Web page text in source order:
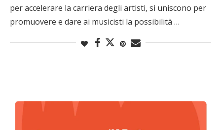
per accelerare la carriera degli artisti, si uniscono per
promuovere e dare ai musicisti la possibilità …